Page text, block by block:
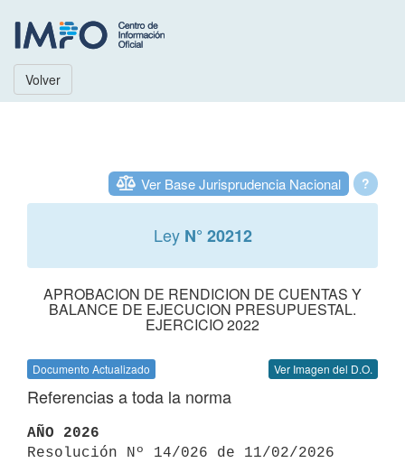
Volver
?
Ver Base Jurisprudencia Nacional
Ley N° 20212
APROBACION DE RENDICION DE CUENTAS Y
BALANCE DE EJECUCION PRESUPUESTAL.
EJERCICIO 2022
Documento Actualizado Ver Imagen del D.O.
Referencias a toda la norma
AÑO 2026
Resolución Nº 14/026 de 11/02/2026